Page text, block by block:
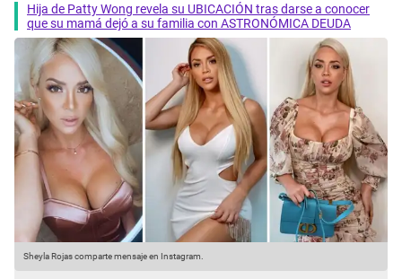
Hija de Patty Wong revela su UBICACIÓN tras darse a conocer
que su mamá dejó a su familia con ASTRONÓMICA DEUDA
Sheyla Rojas comparte mensaje en Instagram.